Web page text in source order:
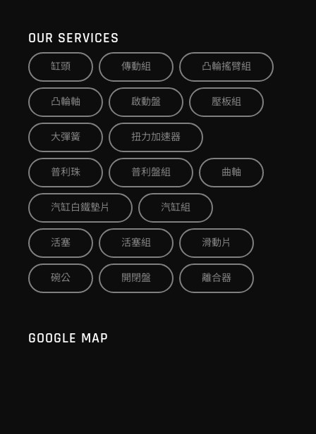
OUR SERVICES
缸頭 傳動組 凸輪搖臂組
凸輪軸 啟動盤 壓板組
大彈簧 扭力加速器
普利珠 普利盤組 曲軸
汽缸白鐵墊片 汽缸組
活塞 活塞組 滑動片
碗公 開閉盤 離合器
GOOGLE MAP